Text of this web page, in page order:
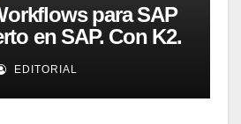
para SAP
en SAP. Con K2.
[Webinar en
EDITORIAL